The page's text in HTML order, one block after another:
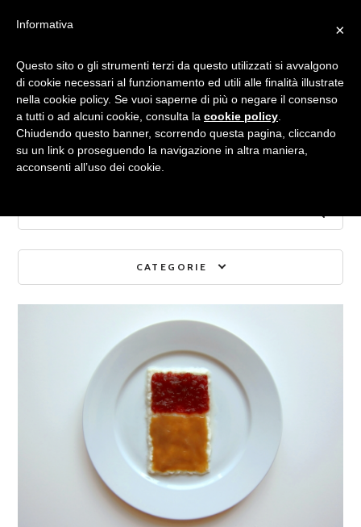
Archivio mensile:
NOVEMBRE 2014
CATEGORIE
×
Informativa
Questo sito o gli strumenti terzi da questo utilizzati si avvalgono
di cookie necessari al funzionamento ed utili alle finalità illustrate
nella cookie policy. Se vuoi saperne di più o negare il consenso
a tutti o ad alcuni cookie, consulta la cookie policy
Chiudendo questo banner, scorrendo questa pagina, cliccando
su un link o proseguendo la navigazione in altra maniera,
acconsenti all’uso dei cookie.